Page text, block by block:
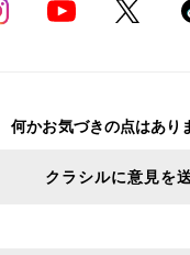
何かお気づきの点はあり
クラシルに意見を